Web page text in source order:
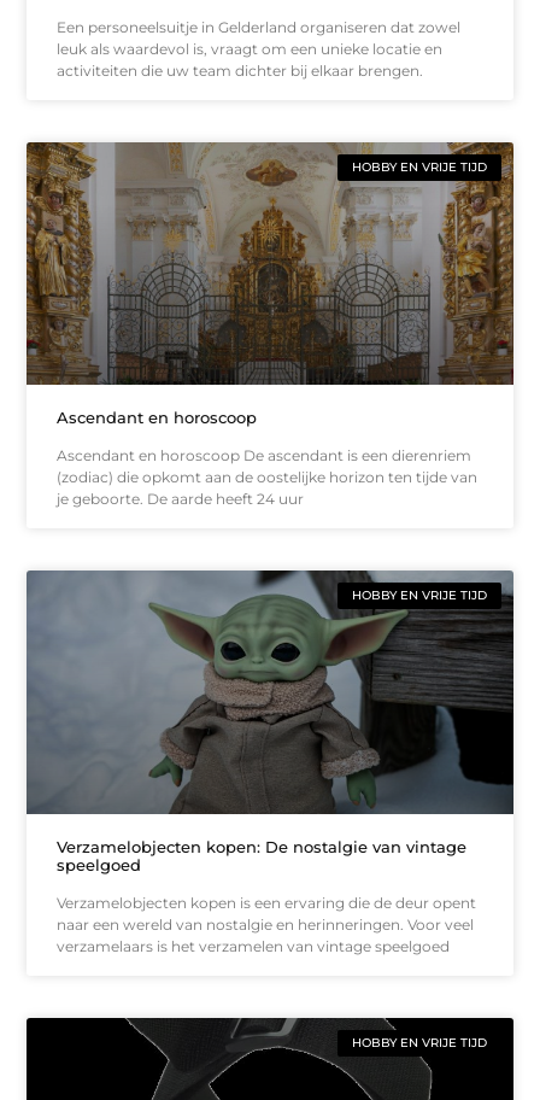
Een personeelsuitje in Gelderland organiseren dat zowel
leuk als waardevol is, vraagt om een unieke locatie en
activiteiten die uw team dichter bij elkaar brengen.
HOBBY EN VRIJE TIJD
Ascendant en horoscoop
Ascendant en horoscoop De ascendant is een dierenriem
(zodiac) die opkomt aan de oostelijke horizon ten tijde van
je geboorte. De aarde heeft 24 uur
HOBBY EN VRIJE TIJD
Verzamelobjecten kopen: De nostalgie van vintage
speelgoed
Verzamelobjecten kopen is een ervaring die de deur opent
naar een wereld van nostalgie en herinneringen. Voor veel
verzamelaars is het verzamelen van vintage speelgoed
HOBBY EN VRIJE TIJD